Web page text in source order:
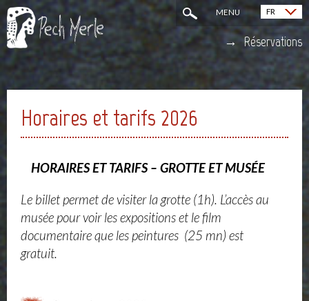
MENU FR
English (EN)
Réservations
Horaires et tarifs 2026
HORAIRES ET TARIFS – GROTTE ET MUSÉE
Le billet permet de visiter la grotte (1h). L’accès au
musée pour voir les expositions et le film
documentaire que les peintures (25 mn) est
gratuit.